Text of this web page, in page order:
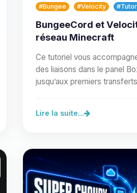
#Bungee #Velocity
BungeeCord et
réseau Minecraft
Ce tutoriel vous
des liaisons dans le panel
jusqu’aux premiers
Lire la suite...